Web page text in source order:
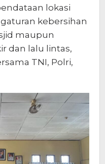
lokasi
kebersihan
maupun
dan lalu lintas,
TNI, Polri,